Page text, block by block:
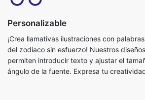
Personalizable
¡Crea llamativas ilustraciones con
del zodíaco sin esfuerzo! Nuestros
permiten introducir texto y ajustar el
ángulo de la fuente. Expresa tu